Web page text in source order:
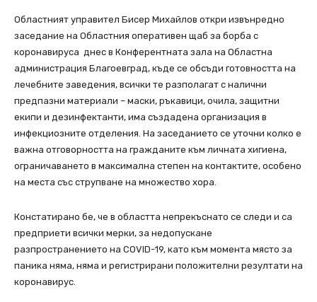
Областният управител Бисер Михайлов откри извънредно
заседание на Областния оперативен щаб за борба с
коронавируса днес в Конферентната зала на Областна
администрация Благоевград, къде се обсъди готовността на
лечебните заведения, всички те разполагат с налични
предпазни материали – маски, ръкавици, очила, защитни
екипи и дезинфектанти, има създадена организация в
инфекциозните отделения. На заседанието се уточни колко е
важна отговорността на гражданите към личната хигиена,
ограничаването в максимална степен на контактите, особено
на места със струпване на множество хора.
Констатирано бе, че в областта непрекъснато се следи и са
предприети всички мерки, за недопускане
разпространението на COVID-19, като към момента място за
паника няма, няма и регистрирани положителни резултати на
коронавирус.